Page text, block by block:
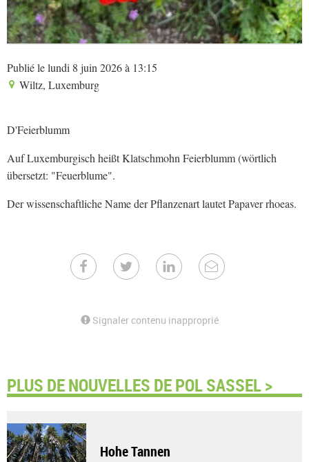
Publié le lundi 8 juin 2026 à 13:15
Wiltz, Luxemburg
D'Feierblumm
Auf Luxemburgisch heißt Klatschmohn Feierblumm (wörtlich
übersetzt: "Feuerblume".
Der wissenschaftliche Name der Pflanzenart lautet Papaver rhoeas.
Signaler contenu inapproprié
PLUS DE NOUVELLES DE POL SASSEL >
Hohe Tannen